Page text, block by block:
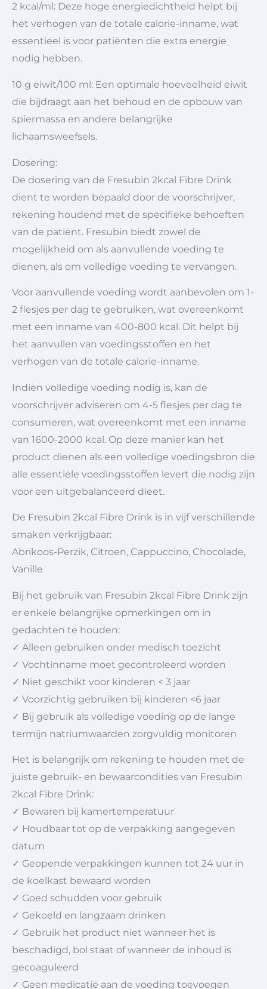
2 kcal/ml: Deze hoge energiedichtheid helpt bij
het verhogen van de totale calorie-inname, wat
essentieel is voor patiënten die extra energie
nodig hebben.
10 g eiwit/100 ml: Een optimale hoeveelheid eiwit
die bijdraagt aan het behoud en de opbouw van
spiermassa en andere belangrijke
lichaamsweefsels.
Dosering:
De dosering van de Fresubin 2kcal Fibre Drink
dient te worden bepaald door de voorschrijver,
rekening houdend met de specifieke behoeften
van de patiënt. Fresubin biedt zowel de
mogelijkheid om als aanvullende voeding te
dienen, als om volledige voeding te vervangen.
Voor aanvullende voeding wordt aanbevolen om 1-
2 flesjes per dag te gebruiken, wat overeenkomt
met een inname van 400-800 kcal. Dit helpt bij
het aanvullen van voedingsstoffen en het
verhogen van de totale calorie-inname.
Indien volledige voeding nodig is, kan de
voorschrijver adviseren om 4-5 flesjes per dag te
consumeren, wat overeenkomt met een inname
van 1600-2000 kcal. Op deze manier kan het
product dienen als een volledige voedingsbron die
alle essentiële voedingsstoffen levert die nodig zijn
voor een uitgebalanceerd dieet.
De Fresubin 2kcal Fibre Drink is in vijf verschillende
smaken verkrijgbaar:
Abrikoos-Perzik, Citroen, Cappuccino, Chocolade,
Vanille
Bij het gebruik van Fresubin 2kcal Fibre Drink zijn
er enkele belangrijke opmerkingen om in
gedachten te houden:
✓ Alleen gebruiken onder medisch toezicht
✓ Vochtinname moet gecontroleerd worden
✓ Niet geschikt voor kinderen < 3 jaar
✓ Voorzichtig gebruiken bij kinderen <6 jaar
✓ Bij gebruik als volledige voeding op de lange
termijn natriumwaarden zorgvuldig monitoren
Het is belangrijk om rekening te houden met de
juiste gebruik- en bewaarcondities van Fresubin
2kcal Fibre Drink:
✓ Bewaren bij kamertemperatuur
✓ Houdbaar tot op de verpakking aangegeven
datum
✓ Geopende verpakkingen kunnen tot 24 uur in
de koelkast bewaard worden
✓ Goed schudden voor gebruik
✓ Gekoeld en langzaam drinken
✓ Gebruik het product niet wanneer het is
beschadigd, bol staat of wanneer de inhoud is
gecoaguleerd
✓ Geen medicatie aan de voeding toevoegen